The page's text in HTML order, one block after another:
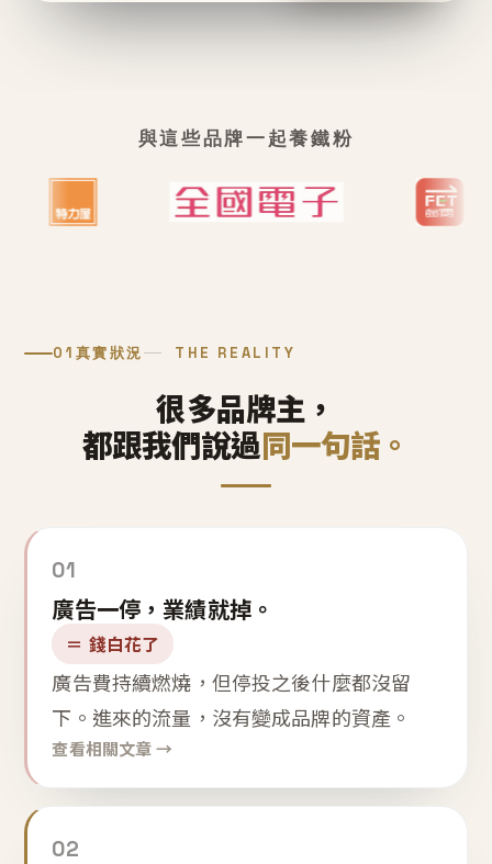
與這些品牌一起養鐵粉
01 真實狀況 THE REALITY
很多品牌主，
都跟我們說過同一句話。
01
廣告一停，業績就掉。
＝ 錢白花了
廣告費持續燃燒，但停投之後什麼都沒留
下。進來的流量，沒有變成品牌的資產。
查看相關文章 →
02